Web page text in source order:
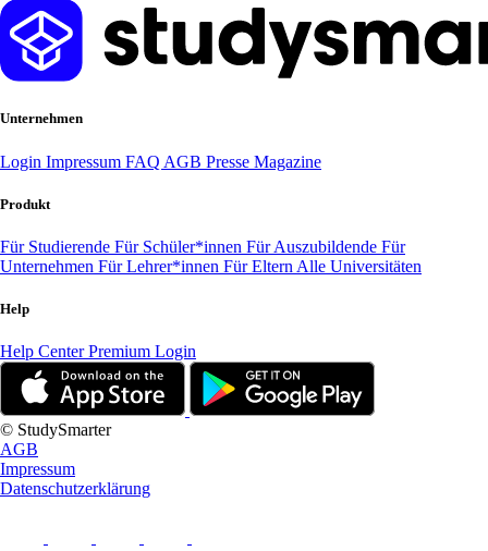
Unternehmen
Login Impressum FAQ AGB Presse Magazine
Produkt
Für Studierende Für Schüler*innen Für Auszubildende Für
Unternehmen Für Lehrer*innen Für Eltern Alle Universitäten
Help
Help CenterPremium Login
© StudySmarter
AGB
Impressum
Datenschutzerklärung